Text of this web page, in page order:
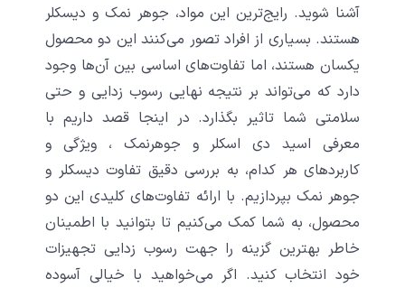
آشنا شوید. رایج‌ترین این مواد، جوهر نمک و دیسکلر
هستند. بسیاری از افراد تصور می‌کنند این دو محصول
یکسان هستند، اما تفاوت‌های اساسی بین آن‌ها وجود
دارد که می‌تواند بر نتیجه نهایی رسوب زدایی و حتی
سلامتی شما تاثیر بگذارد. در اینجا قصد داریم با
معرفی اسید دی اسکلر و جوهرنمک ، ویژگی‌ و
کاربردهای هر کدام، به بررسی دقیق تفاوت‌ دیسکلر و
جوهر نمک بپردازیم. با ارائه تفاوت‌های کلیدی این دو
محصول، به شما کمک می‌کنیم تا بتوانید با اطمینان
خاطر بهترین گزینه را جهت رسوب زدایی تجهیزات
خود انتخاب کنید. اگر می‌خواهید با خیالی آسوده